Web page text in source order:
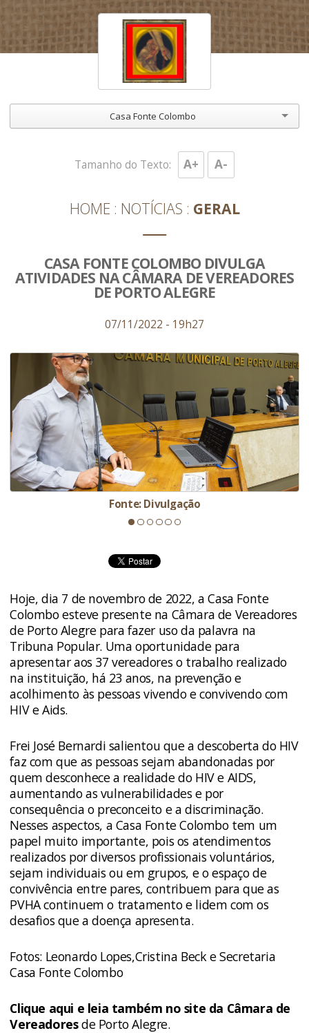
Casa Fonte Colombo
HOME NOTÍCIAS GERAL
Tamanho do Texto: A+ A-
CASA FONTE COLOMBO DIVULGA
ATIVIDADES NA CÂMARA DE VEREADORES
DE PORTO ALEGRE
07/11/2022 - 19h27
Fonte: Divulgação
Hoje, dia 7 de novembro de 2022, a Casa Fonte
Colombo esteve presente na Câmara de Vereadores
de Porto Alegre para fazer uso da palavra na
Tribuna Popular. Uma oportunidade para
apresentar aos 37 vereadores o trabalho realizado
na instituição, há 23 anos, na prevenção e
acolhimento às pessoas vivendo e convivendo com
HIV e Aids.
Frei José Bernardi salientou que a descoberta do HIV
faz com que as pessoas sejam abandonadas por
quem desconhece a realidade do HIV e AIDS,
aumentando as vulnerabilidades e por
consequência o preconceito e a discriminação.
Nesses aspectos, a Casa Fonte Colombo tem um
papel muito importante, pois os atendimentos
realizados por diversos profissionais voluntários,
sejam individuais ou em grupos, e o espaço de
convivência entre pares, contribuem para que as
PVHA continuem o tratamento e lidem com os
desafios que a doença apresenta.
Fotos: Leonardo Lopes,Cristina Beck e Secretaria
Casa Fonte Colombo
Clique aqui e leia também no site da Câmara de
Vereadoresde Porto Alegre.